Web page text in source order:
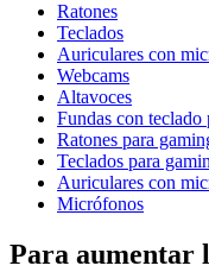
Ratones
Teclados
Auriculares con
Webcams
Altavoces
Fundas con teclado
Ratones para
Teclados para
Auriculares con
Micrófonos
Para aumentar